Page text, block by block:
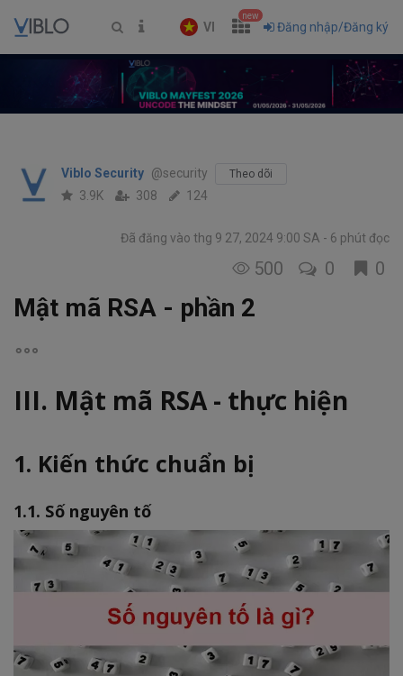
VI
new
Đăng nhập/Đăng ký
Viblo Security @security Theo dõi
3.9K 308 124
Đã đăng vào thg 9 27, 2024 9:00 SA 6 phút đọc
500 0 0
Mật mã RSA - phần 2
III. Mật mã RSA - thực hiện
1. Kiến thức chuẩn bị
1.1. Số nguyên tố